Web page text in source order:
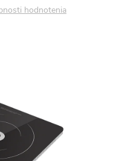
hodnotenia